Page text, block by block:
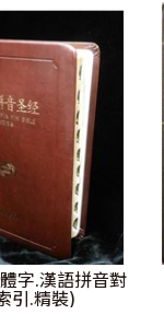
字.漢語拼音對
引.精裝)